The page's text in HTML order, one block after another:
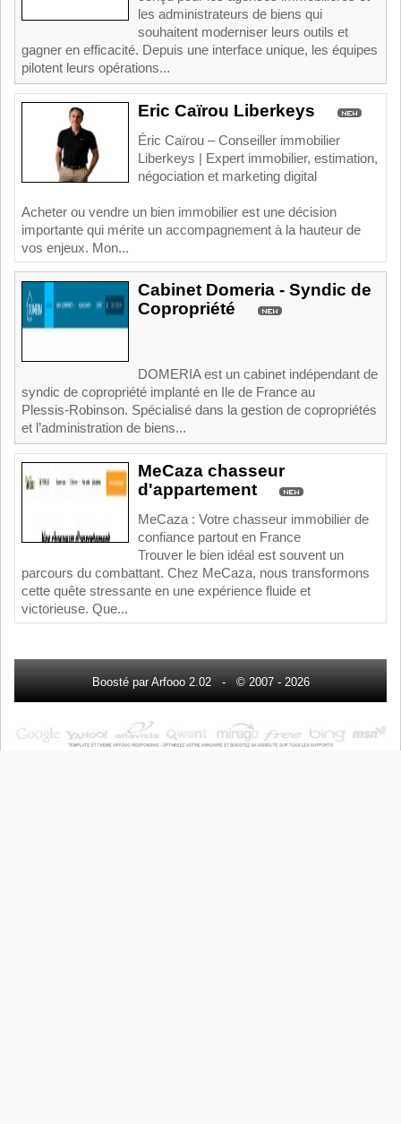
les administrateurs de biens qui
souhaitent moderniser leurs outils et
gagner en efficacité. Depuis une interface unique, les équipes
pilotent leurs opérations...
Eric Caïrou Liberkeys
Éric Caïrou – Conseiller immobilier
Liberkeys | Expert immobilier, estimation,
négociation et marketing digital
Acheter ou vendre un bien immobilier est une décision
importante qui mérite un accompagnement à la hauteur de
vos enjeux. Mon...
Cabinet Domeria - Syndic de
Copropriété
DOMERIA est un cabinet indépendant de
syndic de copropriété implanté en Ile de France au
Plessis‑Robinson. Spécialisé dans la gestion de copropriétés
et l’administration de biens...
MeCaza chasseur
d'appartement
MeCaza : Votre chasseur immobilier de
confiance partout en France
Trouver le bien idéal est souvent un
parcours du combattant. Chez MeCaza, nous transformons
cette quête stressante en une expérience fluide et
victorieuse. Que...
Boosté par Arfooo 2.02 - © 2007 - 2026